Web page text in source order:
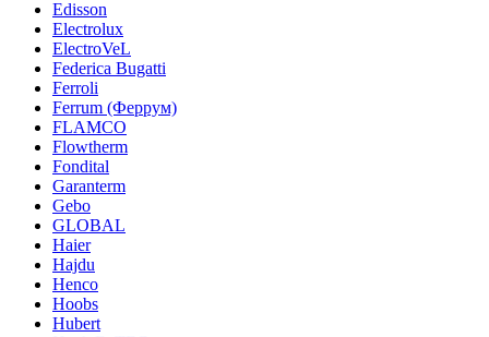
Edisson
Electrolux
ElectroVeL
Federica Bugatti
Ferroli
Ferrum (Феррум)
FLAMCO
Flowtherm
Fondital
Garanterm
Gebo
GLOBAL
Haier
Hajdu
Henco
Hoobs
Hubert